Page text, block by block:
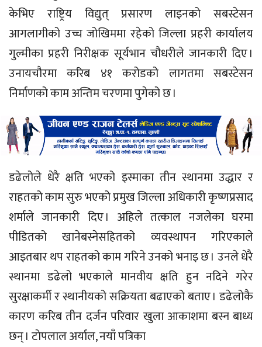
केभिए राष्ट्रिय विद्युत् प्रसारण लाइनको सबस्टेसन
आगलागीको उच्च जोखिममा रहेको जिल्ला प्रहरी कार्यालय
गुल्मीका प्रहरी निरीक्षक सूर्यभान चौधरीले जानकारी दिए ।
उनायचौरमा करिब ४१ करोडको लागतमा सबस्टेसन
निर्माणको काम अन्तिम चरणमा पुगेको छ ।
डढेलोले धेरै क्षति भएको इस्माका तीन स्थानमा उद्धार र
राहतको काम सुरु भएको प्रमुख जिल्ला अधिकारी कृष्णप्रसाद
शर्माले जानकारी दिए । अहिले तत्काल नजलेका घरमा
पीडितको खानेबस्नेसहितको व्यवस्थापन गरिएकाले
आइतबार थप राहतको काम गरिने उनको भनाइ छ । उनले धेरै
स्थानमा डढेलो भएकाले मानवीय क्षति हुन नदिने गरेर
सुरक्षाकर्मी र स्थानीयको सक्रियता बढाएको बताए । डढेलोकै
कारण करिब तीन दर्जन परिवार खुला आकाशमा बस्न बाध्य
छन् । टाेपलाल अर्याल, नयाँ पत्रिका